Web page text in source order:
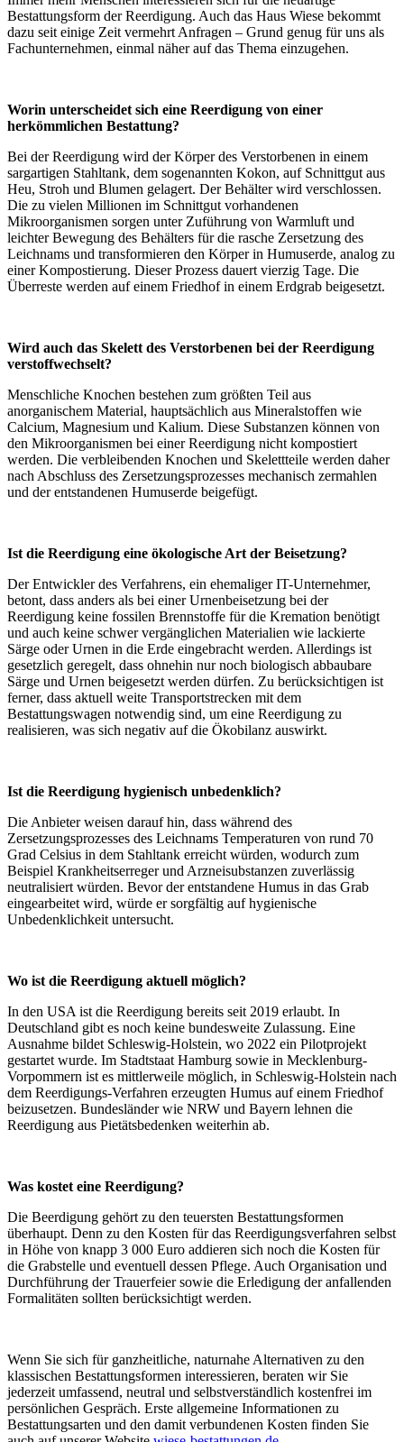
Bestattungsform der Reerdigung. Auch das Haus Wiese bekommt
dazu seit einige Zeit vermehrt Anfragen – Grund genug für uns als
Fachunternehmen, einmal näher auf das Thema einzugehen.
Worin unterscheidet sich eine Reerdigung von einer
herkömmlichen Bestattung?
Bei der Reerdigung wird der Körper des Verstorbenen in einem
sargartigen Stahltank, dem sogenannten Kokon, auf Schnittgut aus
Heu, Stroh und Blumen gelagert. Der Behälter wird verschlossen.
Die zu vielen Millionen im Schnittgut vorhandenen
Mikroorganismen sorgen unter Zuführung von Warmluft und
leichter Bewegung des Behälters für die rasche Zersetzung des
Leichnams und transformieren den Körper in Humuserde, analog zu
einer Kompostierung. Dieser Prozess dauert vierzig Tage. Die
Überreste werden auf einem Friedhof in einem Erdgrab beigesetzt.
Wird auch das Skelett des Verstorbenen bei der Reerdigung
verstoffwechselt?
Menschliche Knochen bestehen zum größten Teil aus
anorganischem Material, hauptsächlich aus Mineralstoffen wie
Calcium, Magnesium und Kalium. Diese Substanzen können von
den Mikroorganismen bei einer Reerdigung nicht kompostiert
werden. Die verbleibenden Knochen und Skelettteile werden daher
nach Abschluss des Zersetzungsprozesses mechanisch zermahlen
und der entstandenen Humuserde beigefügt.
Ist die Reerdigung eine ökologische Art der Beisetzung?
Der Entwickler des Verfahrens, ein ehemaliger IT-Unternehmer,
betont, dass anders als bei einer Urnenbeisetzung bei der
Reerdigung keine fossilen Brennstoffe für die Kremation benötigt
und auch keine schwer vergänglichen Materialien wie lackierte
Särge oder Urnen in die Erde eingebracht werden. Allerdings ist
gesetzlich geregelt, dass ohnehin nur noch biologisch abbaubare
Särge und Urnen beigesetzt werden dürfen. Zu berücksichtigen ist
ferner, dass aktuell weite Transportstrecken mit dem
Bestattungswagen notwendig sind, um eine Reerdigung zu
realisieren, was sich negativ auf die Ökobilanz auswirkt.
Ist die Reerdigung hygienisch unbedenklich?
Die Anbieter weisen darauf hin, dass während des
Zersetzungsprozesses des Leichnams Temperaturen von rund 70
Grad Celsius in dem Stahltank erreicht würden, wodurch zum
Beispiel Krankheitserreger und Arzneisubstanzen zuverlässig
neutralisiert würden. Bevor der entstandene Humus in das Grab
eingearbeitet wird, würde er sorgfältig auf hygienische
Unbedenklichkeit untersucht.
Wo ist die Reerdigung aktuell möglich?
In den USA ist die Reerdigung bereits seit 2019 erlaubt. In
Deutschland gibt es noch keine bundesweite Zulassung. Eine
Ausnahme bildet Schleswig-Holstein, wo 2022 ein Pilotprojekt
gestartet wurde. Im Stadtstaat Hamburg sowie in Mecklenburg-
Vorpommern ist es mittlerweile möglich, in Schleswig-Holstein nach
dem Reerdigungs-Verfahren erzeugten Humus auf einem Friedhof
beizusetzen. Bundesländer wie NRW und Bayern lehnen die
Reerdigung aus Pietätsbedenken weiterhin ab.
Was kostet eine Reerdigung?
Die Beerdigung gehört zu den teuersten Bestattungsformen
überhaupt. Denn zu den Kosten für das Reerdigungsverfahren selbst
in Höhe von knapp 3 000 Euro addieren sich noch die Kosten für
die Grabstelle und eventuell dessen Pflege. Auch Organisation und
Durchführung der Trauerfeier sowie die Erledigung der anfallenden
Formalitäten sollten berücksichtigt werden.
Wenn Sie sich für ganzheitliche, naturnahe Alternativen zu den
klassischen Bestattungsformen interessieren, beraten wir Sie
jederzeit umfassend, neutral und selbstverständlich kostenfrei im
persönlichen Gespräch. Erste allgemeine Informationen zu
Bestattungsarten und den damit verbundenen Kosten finden Sie